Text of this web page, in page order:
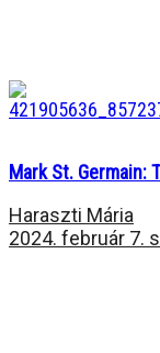
Mark St. Germain:
Haraszti Mária
2024. február 7.